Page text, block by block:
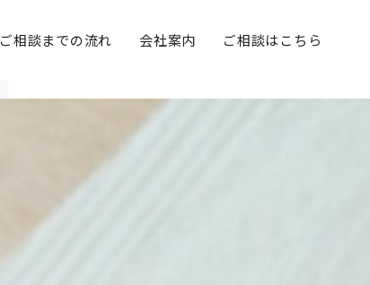
ご相談までの流れ 会社案内 ご相談はこちら